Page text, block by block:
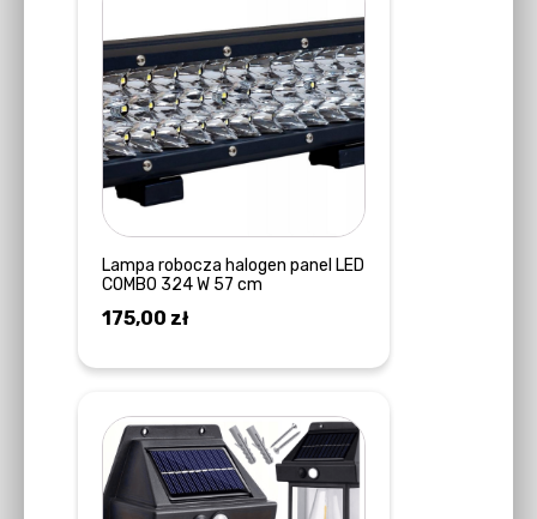
Lampa robocza halogen panel LED
COMBO 324 W 57 cm
175,00 zł